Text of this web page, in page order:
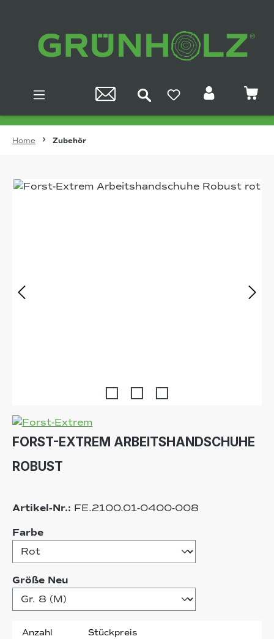
Home Zubehör
Bildergalerie überspringen
FORST-EXTREM ARBEITSHANDSCHUHE
ROBUST
Artikel-Nr.: FE.2100.01-0400-008
Farbeauswählen
Größe Neu
Anzahl Stückpreis